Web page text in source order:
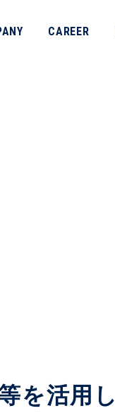
CAREER
を活用し